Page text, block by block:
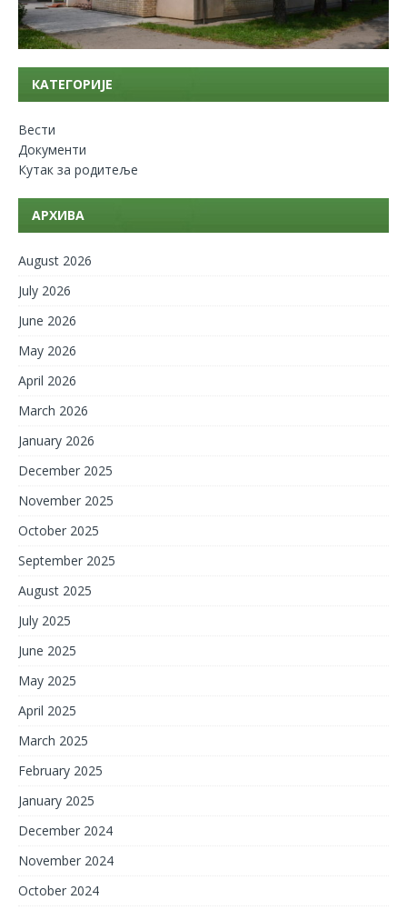
КАТЕГОРИЈЕ
Вести
Документи
Кутак за родитеље
АРХИВА
August 2026
July 2026
June 2026
May 2026
April 2026
March 2026
January 2026
December 2025
November 2025
October 2025
September 2025
August 2025
July 2025
June 2025
May 2025
April 2025
March 2025
February 2025
January 2025
December 2024
November 2024
October 2024